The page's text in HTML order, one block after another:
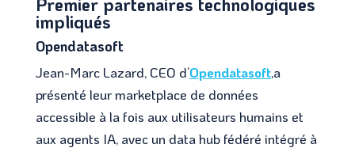
impliqués
Opendatasoft
Jean-Marc Lazard, CEO d’Opendatasoft,a
présenté leur marketplace de données
accessible à la fois aux utilisateurs humains et
aux agents IA, avec un data hub fédéré intégré à